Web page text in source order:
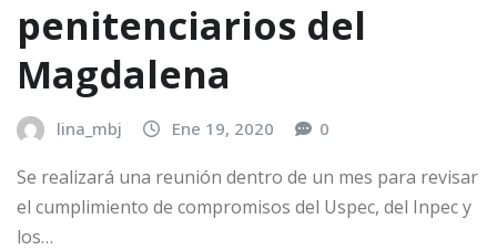
penitenciarios del
Magdalena
lina_mbj Ene 19, 2020 0
Se realizará una reunión dentro de un mes para revisar
el cumplimiento de compromisos del Uspec, del Inpec y
los…